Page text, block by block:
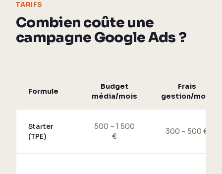
TARIFS
Combien coûte une
campagne Google Ads ?
Formule
Budget
média/mois
Frais
gestion/mois
Starter
(TPE)
500 – 1 500
€
300 – 500 €